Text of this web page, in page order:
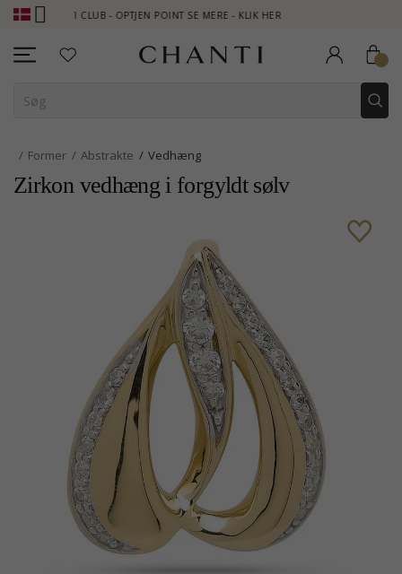
CLUB - OPTJEN POINT SE MERE - KLIK HER
Former Abstrakte Vedhæng
Zirkon vedhæng i forgyldt sølv